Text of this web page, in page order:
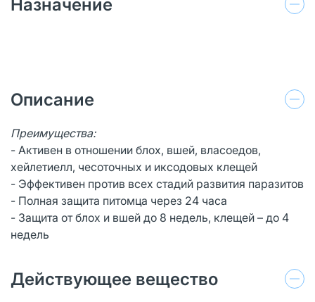
Назначение
Описание
Преимущества:
- Активен в отношении блох, вшей, власоедов,
хейлетиелл, чесоточных и иксодовых клещей
- Эффективен против всех стадий развития паразитов
- Полная защита питомца через 24 часа
- Защита от блох и вшей до 8 недель, клещей – до 4
недель
Действующее вещество